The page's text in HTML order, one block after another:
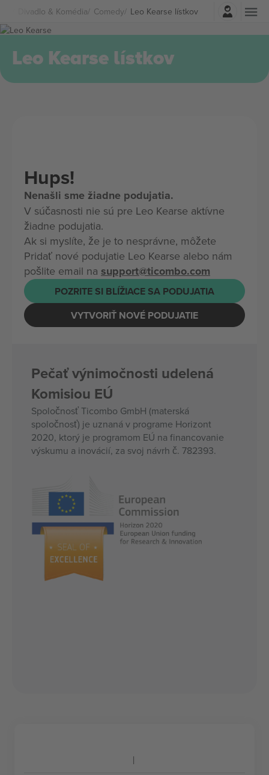
Divadlo & Komédia Comedy Leo Kearse lístkov
Prihlásenie
Leo Kearse lístkov
Hups!
Nenašli sme žiadne podujatia.
V súčasnosti nie sú pre Leo Kearse aktívne
žiadne podujatia.
Ak si myslíte, že je to nesprávne, môžete
Pridať nové podujatie Leo Kearse alebo nám
pošlite email na support@ticombo.com
POZRITE SI BLÍŽIACE SA PODUJATIA
VYTVORIŤ NOVÉ PODUJATIE
Pečať výnimočnosti udelená
Komisiou EÚ
Spoločnosť Ticombo GmbH (materská
spoločnosť) je uznaná v programe Horizont
2020, ktorý je programom EÚ na financovanie
výskumu a inovácií, za svoj návrh č. 782393.